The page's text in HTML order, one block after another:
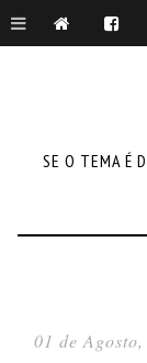
SE O TEMA É
01 de